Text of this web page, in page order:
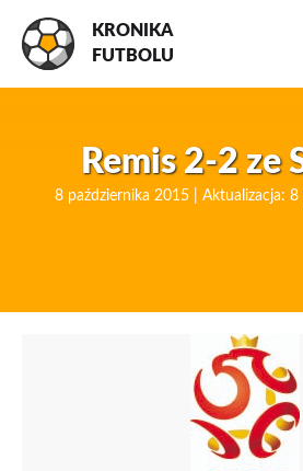
KRONIKA
FUTBOLU
Remis 2-2 ze
8 października 2015 | Aktualizacja: 8